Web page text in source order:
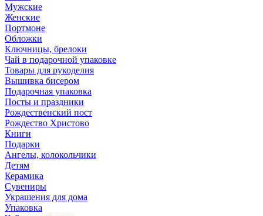
Мужские
Женские
Портмоне
Обложки
Ключницы, брелоки
Чай в подарочной упаковке
Товары для рукоделия
Вышивка бисером
Подарочная упаковка
Посты и праздники
Рождественский пост
Рождество Христово
Книги
Подарки
Ангелы, колокольчики
Детям
Керамика
Сувениры
Украшения для дома
Упаковка